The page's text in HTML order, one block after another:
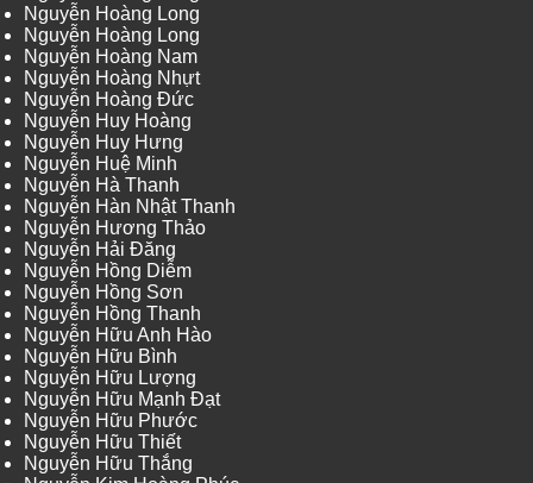
Nguyễn Hoàng Long
Nguyễn Hoàng Long
Nguyễn Hoàng Nam
Nguyễn Hoàng Nhựt
Nguyễn Hoàng Đức
Nguyễn Huy Hoàng
Nguyễn Huy Hưng
Nguyễn Huệ Minh
Nguyễn Hà Thanh
Nguyễn Hàn Nhật Thanh
Nguyễn Hương Thảo
Nguyễn Hải Đăng
Nguyễn Hồng Diễm
Nguyễn Hồng Sơn
Nguyễn Hồng Thanh
Nguyễn Hữu Anh Hào
Nguyễn Hữu Bình
Nguyễn Hữu Lượng
Nguyễn Hữu Mạnh Đạt
Nguyễn Hữu Phước
Nguyễn Hữu Thiết
Nguyễn Hữu Thắng